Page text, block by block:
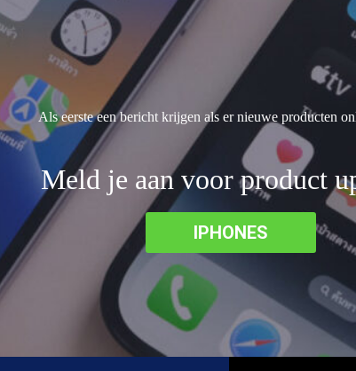
Als eerste een bericht krijgen als er nieuwe producten
Meld je aan voor product
IPHONES